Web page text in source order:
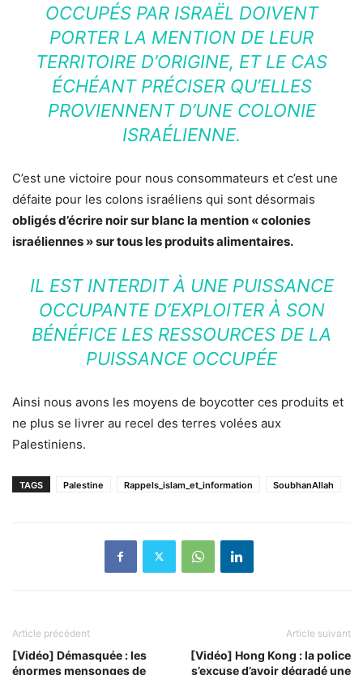
OCCUPÉS PAR ISRAËL DOIVENT
PORTER LA MENTION DE LEUR
TERRITOIRE D’ORIGINE, ET LE CAS
ÉCHÉANT PRÉCISER QU’ELLES
PROVIENNENT D’UNE COLONIE
ISRAÉLIENNE.
C’est une victoire pour nous consommateurs et c’est une
défaite pour les colons israéliens qui sont désormais
obligés d’écrire noir sur blanc la mention « colonies
israéliennes » sur tous les produits alimentaires.
IL EST INTERDIT À UNE PUISSANCE
OCCUPANTE D’EXPLOITER À SON
BÉNÉFICE LES RESSOURCES DE LA
PUISSANCE OCCUPÉE
Ainsi nous avons les moyens de boycotter ces produits et
ne plus se livrer au recel des terres volées aux
Palestiniens.
TAGS Palestine Rappels_islam_et_information SoubhanAllah
Article précédent
[Vidéo] Démasquée : les
énormes mensonges de
Article suivant
[Vidéo] Hong Kong : la police
s’excuse d’avoir dégradé une